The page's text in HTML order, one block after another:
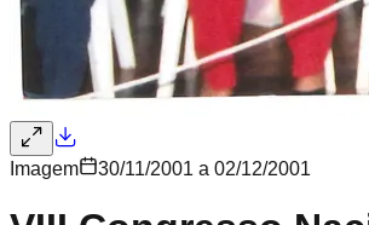
Imagem 30/11/2001 a 02/12/2001